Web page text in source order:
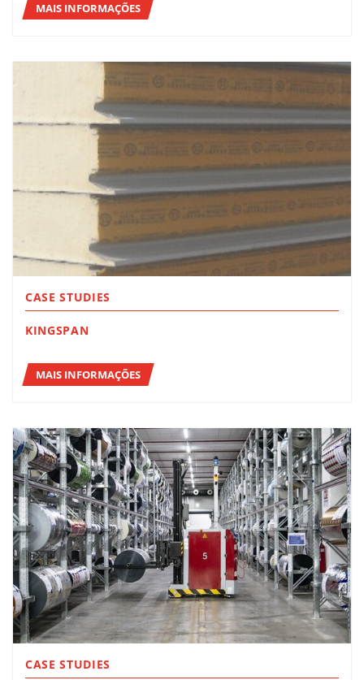
MAIS INFORMAÇÕES
CASE STUDIES
KINGSPAN
MAIS INFORMAÇÕES
CASE STUDIES